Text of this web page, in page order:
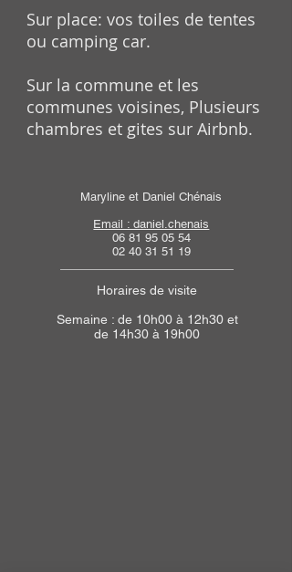
Sur place: vos toiles de tentes
ou camping car.
Sur la commune et les
communes voisines, Plusieurs
chambres et gites sur Airbnb.
Maryline et Daniel Chénais
Email : daniel.chenais
06 81 95 05 54
02 40 31 51 19
Horaires de visite
Semaine : de 10h00 à 12h30 et
de 14h30 à 19h00